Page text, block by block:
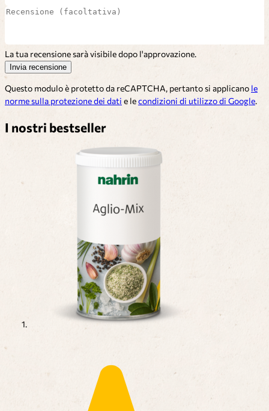
La tua recensione sarà visibile dopo l'approvazione.
Invia recensione
Questo modulo è protetto da reCAPTCHA, pertanto si applicano le
norme sulla protezione dei dati e lecondizioni di utilizzo di Google.
I nostri bestseller